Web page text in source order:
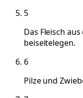
5
Das Fleisch
beiseitelegen.
6
Pilze und